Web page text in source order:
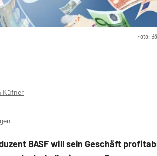
Foto:
Küfner
BASF will sein Geschäft